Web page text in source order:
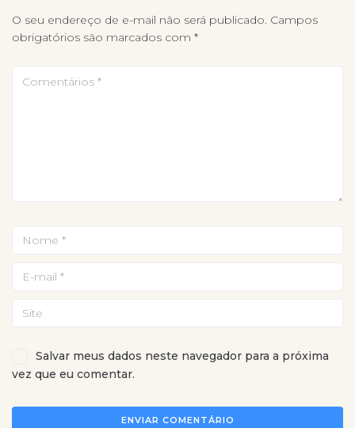
O seu endereço de e-mail não será publicado. Campos
obrigatórios são marcados com *
Salvar meus dados neste navegador para a próxima
vez que eu comentar.